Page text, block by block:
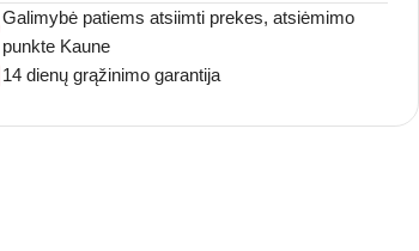
Galimybė patiems atsiimti prekes, atsiėmimo
punkte Kaune
14 dienų grąžinimo garantija